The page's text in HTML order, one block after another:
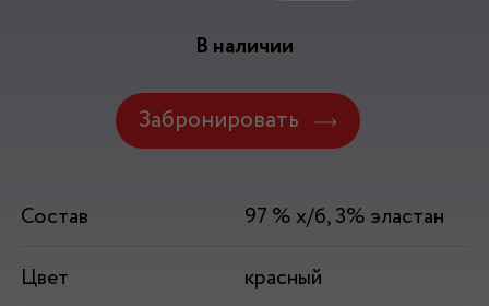
В наличии
Забронировать
Состав
97 % х/б, 3% эластан
Цвет
красный